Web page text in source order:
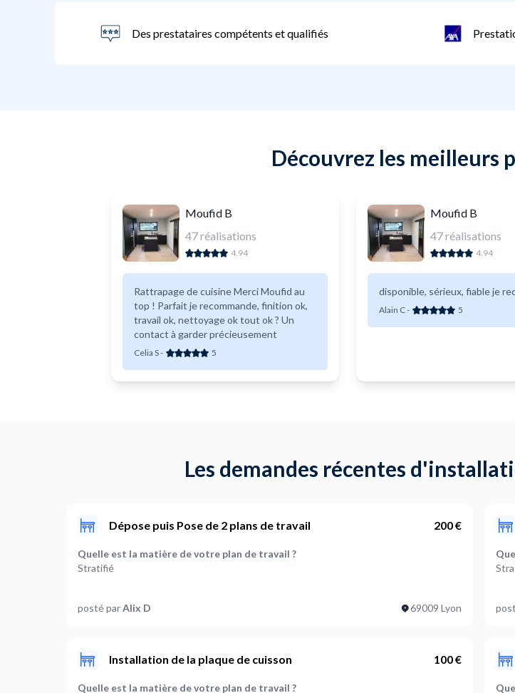
Des prestataires compétents et qualifiés
Découvrez les meilleurs
Moufid B
47réalisations
4.94
Rattrapage de cuisine Merci Moufid au
top ! Parfait je recommande, finition ok,
travail ok, nettoyage ok tout ok ? Un
contact à garder précieusement
Celia S- 5
Moufid B
47réalisations
4.94
disponible, sérieux, fiable je
Alain C- 5
Les demandes récentes
Dépose puis Pose de 2 plans de travail 200 €
Quelle est la matière de votre plan de travail ?
Stratifié
Oui pour un élément de cuisine
Oui
Faut-il retirer un plan de travail existant ?
posté parAlix D 69009 Lyon
À
Non
Installation de la plaque de cuisson 100 €
Quelle est la matière de votre plan de travail ?